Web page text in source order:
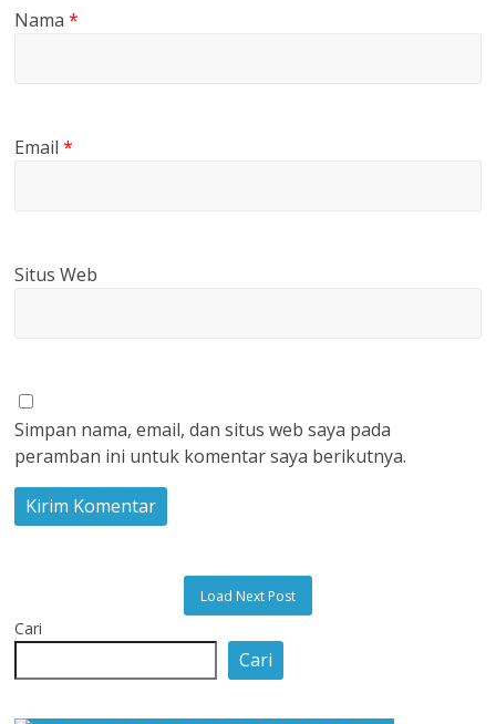
Nama*
Email*
Situs Web
Simpan nama, email, dan situs web saya pada
peramban ini untuk komentar saya berikutnya.
Load Next Post
Cari
Cari